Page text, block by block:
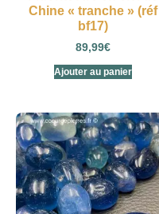
Chine « tranche » (réf
bf17)
89,99€
Ajouter au panier